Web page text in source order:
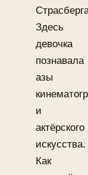
Здесь
девочка
познавала
азы
и
актёрского
искусства.
Как